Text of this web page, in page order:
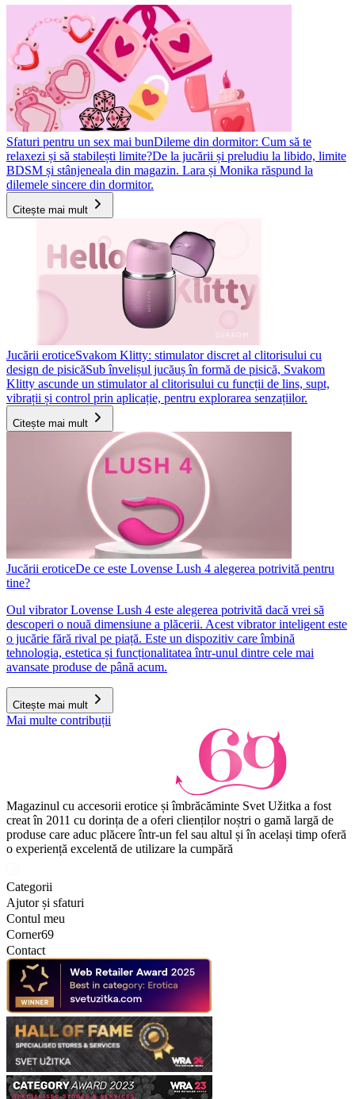
Sfaturi pentru un sex mai bunDileme din dormitor: Cum să te
relaxezi și să stabilești limite?De la jucării și preludiu la libido, limite
BDSM și stânjeneala din magazin. Lara și Monika răspund la
dilemele sincere din dormitor.
Citește mai mult
Jucării eroticeSvakom Klitty: stimulator discret al clitorisului cu
design de pisicăSub învelișul jucăuș în formă de pisică, Svakom
Klitty ascunde un stimulator al clitorisului cu funcții de lins, supt,
vibrații și control prin aplicație, pentru explorarea senzațiilor.
Citește mai mult
Jucării eroticeDe ce este Lovense Lush 4 alegerea potrivită pentru
tine?
Oul vibrator Lovense Lush 4 este alegerea potrivită dacă vrei să
descoperi o nouă dimensiune a plăcerii. Acest vibrator inteligent este
o jucărie fără rival pe piață. Este un dispozitiv care îmbină
tehnologia, estetica și funcționalitatea într-unul dintre cele mai
avansate produse de până acum.
Citește mai mult
Mai multe contribuții
Magazinul cu accesorii erotice și îmbrăcăminte Svet Užitka a fost
creat în 2011 cu dorința de a oferi clienților noștri o gamă largă de
produse care aduc plăcere într-un fel sau altul și în același timp oferă
o experiență excelentă de utilizare la cumpără
Categorii
Ajutor și sfaturi
Contul meu
Corner69
Contact